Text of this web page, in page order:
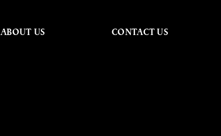
ABOUT US CONTACT US